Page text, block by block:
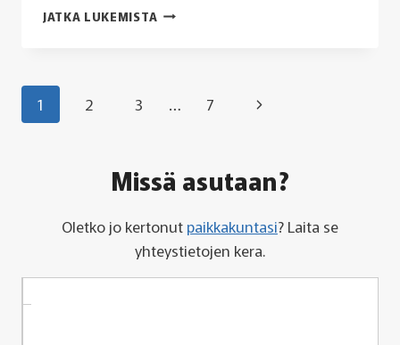
JATKA LUKEMISTA HEINÄKUUN
Sivunavigointi
1 2 3 … 7
Seuraava
Missä asutaan?
Oletko jo kertonut paikkakuntasi? Laita se
yhteystietojen kera.